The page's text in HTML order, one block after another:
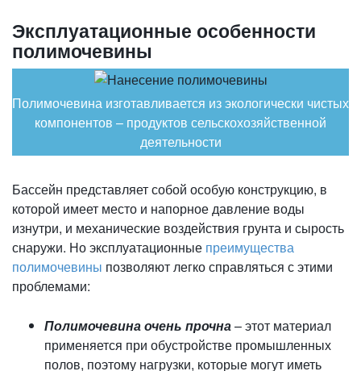
Эксплуатационные особенности
полимочевины
Полимочевина изготавливается из экологически чистых
компонентов – продуктов сельскохозяйственной
деятельности
Бассейн представляет собой особую конструкцию, в
которой имеет место и напорное давление воды
изнутри, и механические воздействия грунта и сырость
снаружи. Но эксплуатационные преимущества
полимочевины позволяют легко справляться с этими
проблемами:
Полимочевина очень прочна– этот материал
применяется при обустройстве промышленных
полов, поэтому нагрузки, которые могут иметь